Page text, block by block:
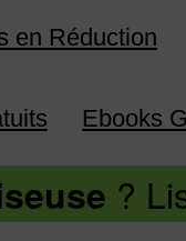
en Réduction
Ebooks
?